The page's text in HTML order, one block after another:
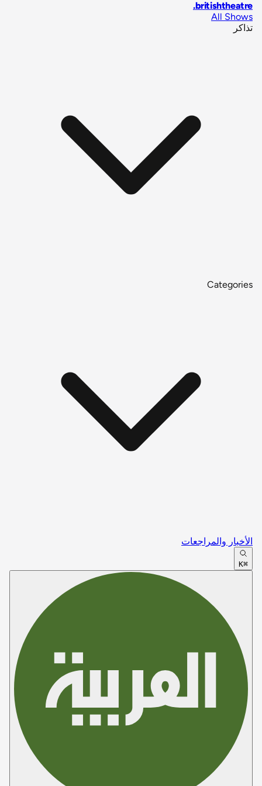
britishtheatre
.
All Shows
تذاكر
Categories
الأخبار والمراجعات
⌘K